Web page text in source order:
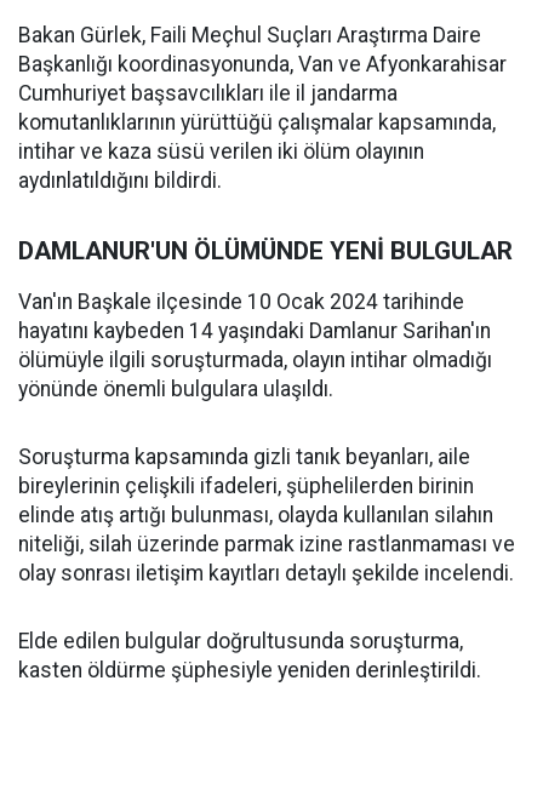
Bakan Gürlek, Faili Meçhul Suçları Araştırma Daire
Başkanlığı koordinasyonunda, Van ve Afyonkarahisar
Cumhuriyet başsavcılıkları ile il jandarma
komutanlıklarının yürüttüğü çalışmalar kapsamında,
intihar ve kaza süsü verilen iki ölüm olayının
aydınlatıldığını bildirdi.
DAMLANUR'UN ÖLÜMÜNDE YENİ BULGULAR
Van'ın Başkale ilçesinde 10 Ocak 2024 tarihinde
hayatını kaybeden 14 yaşındaki Damlanur Sarihan'ın
ölümüyle ilgili soruşturmada, olayın intihar olmadığı
yönünde önemli bulgulara ulaşıldı.
Soruşturma kapsamında gizli tanık beyanları, aile
bireylerinin çelişkili ifadeleri, şüphelilerden birinin
elinde atış artığı bulunması, olayda kullanılan silahın
niteliği, silah üzerinde parmak izine rastlanmaması ve
olay sonrası iletişim kayıtları detaylı şekilde incelendi.
Elde edilen bulgular doğrultusunda soruşturma,
kasten öldürme şüphesiyle yeniden derinleştirildi.